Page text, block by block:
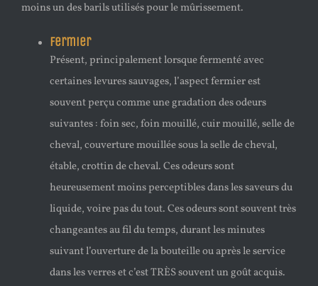
moins un des barils utilisés pour le mûrissement.
Fermier
Présent, principalement lorsque fermenté avec
certaines levures sauvages, l’aspect fermier est
souvent perçu comme une gradation des odeurs
suivantes : foin sec, foin mouillé, cuir mouillé, selle de
cheval, couverture mouillée sous la selle de cheval,
étable, crottin de cheval. Ces odeurs sont
heureusement moins perceptibles dans les saveurs du
liquide, voire pas du tout. Ces odeurs sont souvent très
changeantes au fil du temps, durant les minutes
suivant l’ouverture de la bouteille ou après le service
dans les verres et c’est TRÈS souvent un goût acquis.